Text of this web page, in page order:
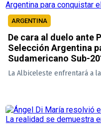
ARGENTINA
De cara al duelo ante
Selección Argentina
Sudamericano Sub-
La Albiceleste enfrentará a